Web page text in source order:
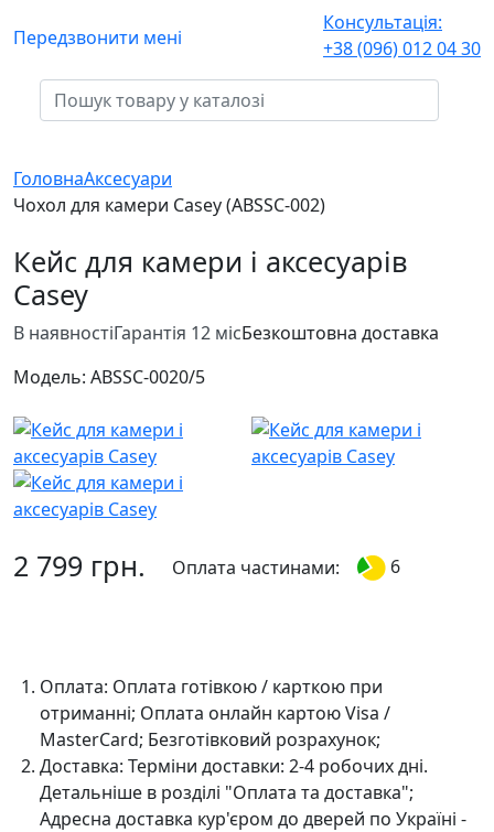
Передзвонити мені
Консультація:
+38 (096) 012 04 30
ГоловнаАксесуари
Чохол для камери Casey (ABSSC-002)
Кейс для камери і аксесуарів
Casey
В наявностіГарантія 12 місБезкоштовна доставка
Модель: ABSSC-0020/5
2 799 грн. Оплата частинами: 6
Оплата: Оплата готівкою / карткою при
отриманні; Оплата онлайн картою Visa /
MasterCard; Безготівковий розрахунок;
Доставка: Терміни доставки: 2-4 робочих дні.
Детальніше в розділі "Оплата та доставка";
Адресна доставка кур'єром до дверей по Україні -